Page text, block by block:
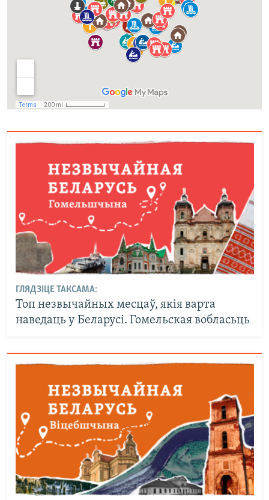
ГЛЯДЗІЦЕ ТАКСАМА:
Топ незвычайных месцаў, якія варта
наведаць у Беларусі. Гомельская вобласьць